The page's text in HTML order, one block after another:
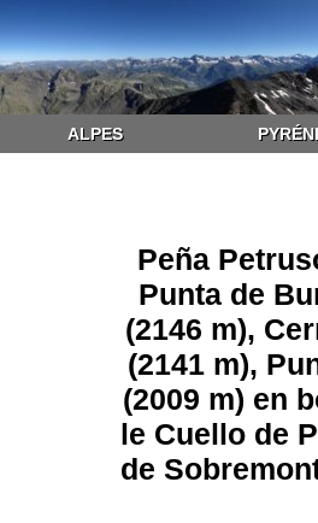
ALPES
Peña
Punta de
(2146 m),
(2141 m),
(2009 m) en
le Cuello de
de